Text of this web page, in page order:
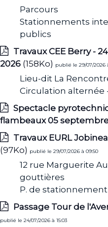
Parcours
Stationnements
publics
Travaux CEE Berry -
2026 (158Ko) publié le 29/07/2026
Lieu-dit La
Circulation
Spectacle
flambeaux 05
Travaux EURL
(97Ko) publié le 29/07/2026 à 09:50
12 rue Marguerite
gouttières
P. de
Passage Tour de
publié le 24/07/2026 à 15:03